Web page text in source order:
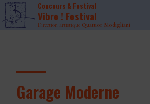
Concours & Festival
Vibre ! Festival
Direction artistique Quatuor Modigliani
Garage Moderne